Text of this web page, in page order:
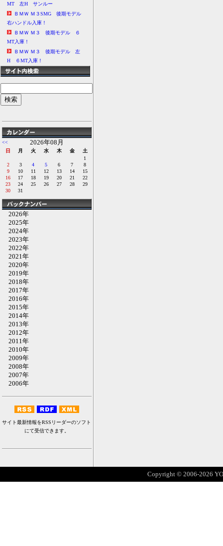
MT 左H サンルー
ＢＭＷ Ｍ３SMG 後期モデル
右ハンドル入庫！
ＢＭＷ Ｍ３ 後期モデル ６
MT入庫！
ＢＭＷ Ｍ３ 後期モデル 左
H ６MT入庫！
<< 2026年08月
日 月 火 水 木 金
土
1
2
3 4 5 6 7
8
9
10 11 12 13 14
15
16
17 18 19 20 21
22
23
24 25 26 27 28
29
30
31
2026年
2025年
2024年
2023年
2022年
2021年
2020年
2019年
2018年
2017年
2016年
2015年
2014年
2013年
2012年
2011年
2010年
2009年
2008年
2007年
2006年
サイト最新情報をRSSリーダーのソフト
にて受信できます。
Copyright © 2006-2026